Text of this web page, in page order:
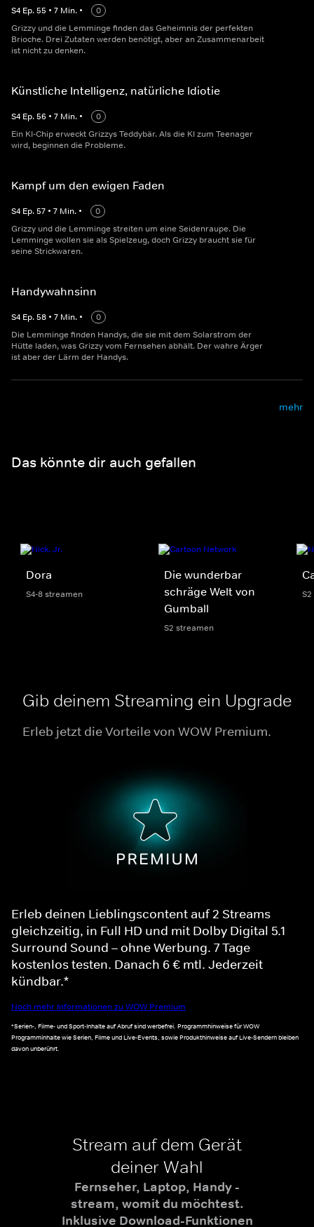
S4 Ep.55 • 7 Min. •
0
Grizzy und die Lemminge finden das Geheimnis der perfekten
Brioche. Drei Zutaten werden benötigt, aber an Zusammenarbeit
ist nicht zu denken.
Künstliche Intelligenz, natürliche Idiotie
S4 Ep.56 • 7 Min. •
0
Ein KI-Chip erweckt Grizzys Teddybär. Als die KI zum Teenager
wird, beginnen die Probleme.
Kampf um den ewigen Faden
S4 Ep.57 • 7 Min. •
0
Grizzy und die Lemminge streiten um eine Seidenraupe. Die
Lemminge wollen sie als Spielzeug, doch Grizzy braucht sie für
seine Strickwaren.
Handywahnsinn
S4 Ep.58 • 7 Min. •
0
Die Lemminge finden Handys, die sie mit dem Solarstrom der
Hütte laden, was Grizzy vom Fernsehen abhält. Der wahre Ärger
ist aber der Lärm der Handys.
mehr
Das könnte dir auch gefallen
Dora
S4-8 streamen
Die wunderbar
schräge Welt von
Gumball
S2 streamen
Gib deinem Streaming ein Upgrade
Erleb jetzt die Vorteile von WOW Premium.
Erleb deinen Lieblingscontent auf 2 Streams
gleichzeitig, in Full HD und mit Dolby Digital 5.1
Surround Sound – ohne Werbung. 7 Tage
kostenlos testen. Danach 6 € mtl. Jederzeit
kündbar.*
Noch mehr Informationen zu WOW Premium
*Serien-, Filme- und Sport-Inhalte auf Abruf sind werbefrei. Programmhinweise für WOW
Programminhalte wie Serien, Filme und Live-Events, sowie Produkthinweise auf Live-Sendern bleiben
davon unberührt.
Stream auf dem Gerät
deiner Wahl
Fernseher, Laptop, Handy -
stream, womit du möchtest.
Inklusive Download-Funktionen